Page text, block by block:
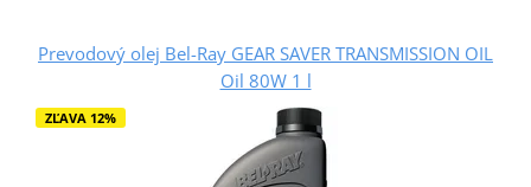
Prevodový olej Bel-Ray GEAR SAVER TRANSMISSION OIL
Oil 80W 1 l
ZĽAVA 12%